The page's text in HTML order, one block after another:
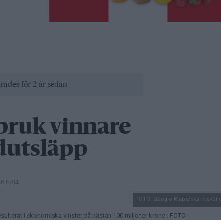
för 2 år sedan
vinnare
HALL
FOTO: Google Maps/skärmavbild.
i ekonomiska vinster på nästan 100 miljoner kronor. FOTO